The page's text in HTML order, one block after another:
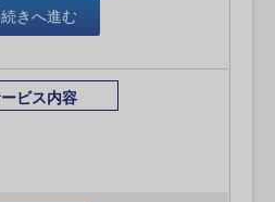
きへ進む
ビス内容